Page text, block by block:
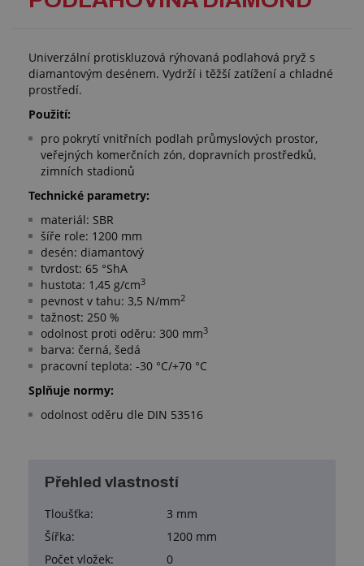
Univerzální protiskluzová rýhovaná podlahová pryž s
diamantovým desénem. Vydrží i těžší zatížení a chladné
prostředí.
Použití:
pro pokrytí vnitřních podlah průmyslových prostor,
veřejných komerčních zón, dopravních prostředků,
zimních stadionů
Technické parametry:
materiál: SBR
šíře role: 1200 mm
desén: diamantový
tvrdost: 65 °ShA
hustota: 1,45 g/cm3
pevnost v tahu: 3,5 N/mm2
tažnost: 250 %
odolnost proti oděru: 300 mm3
barva: černá, šedá
pracovní teplota: -30 °C/+70 °C
Splňuje normy:
odolnost oděru dle DIN 53516
Přehled vlastností
Tloušťka:
3 mm
Šířka:
1200 mm
Počet vložek:
0